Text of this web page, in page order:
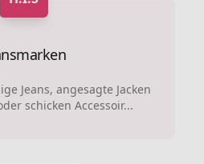
Jeans, angesagte Jacken
schicken Accessoir...